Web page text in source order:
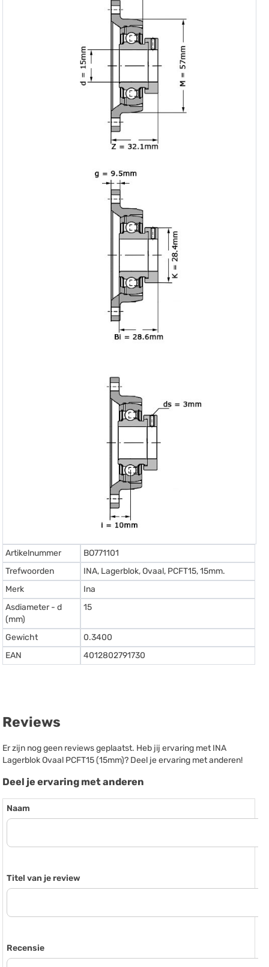
Artikelnummer
BO771101
Trefwoorden
INA, Lagerblok, Ovaal, PCFT15, 15mm.
Merk
Ina
Asdiameter - d
(mm)
15
Gewicht
0.3400
EAN
4012802791730
Reviews
Er zijn nog geen reviews geplaatst. Heb jij ervaring met INA
Lagerblok Ovaal PCFT15 (15mm)? Deel je ervaring met anderen!
Deel je ervaring met anderen
Naam
Titel van je review
Recensie